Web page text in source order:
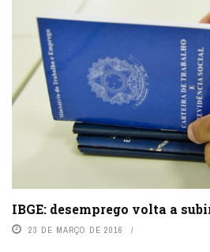
IBGE: desemprego volta a
23 DE MARÇO DE 2016